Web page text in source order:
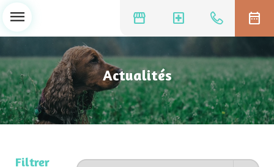
storefront local_hospital date_range
menu
Actualités
Filtrer